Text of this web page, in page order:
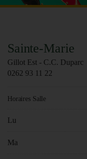
Sainte-Marie
Gillot Est - C.C. Duparc
0262 93 11 22
Horaires Salle
Lu
Ma